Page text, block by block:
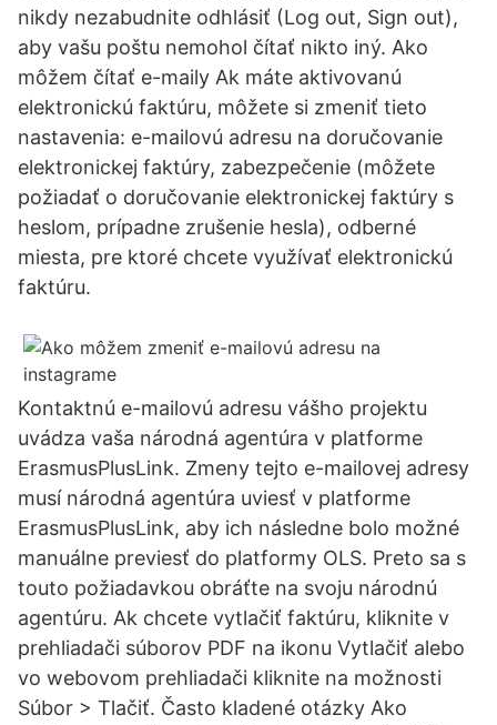
nikdy nezabudnite odhlásiť (Log out, Sign out),
aby vašu poštu nemohol čítať nikto iný. Ako
môžem čítať e-maily Ak máte aktivovanú
elektronickú faktúru, môžete si zmeniť tieto
nastavenia: e-mailovú adresu na doručovanie
elektronickej faktúry, zabezpečenie (môžete
požiadať o doručovanie elektronickej faktúry s
heslom, prípadne zrušenie hesla), odberné
miesta, pre ktoré chcete využívať elektronickú
faktúru.
Kontaktnú e-mailovú adresu vášho projektu
uvádza vaša národná agentúra v platforme
ErasmusPlusLink. Zmeny tejto e-mailovej adresy
musí národná agentúra uviesť v platforme
ErasmusPlusLink, aby ich následne bolo možné
manuálne previesť do platformy OLS. Preto sa s
touto požiadavkou obráťte na svoju národnú
agentúru. Ak chcete vytlačiť faktúru, kliknite v
prehliadači súborov PDF na ikonu Vytlačiť alebo
vo webovom prehliadači kliknite na možnosti
Súbor > Tlačiť. Často kladené otázky Ako